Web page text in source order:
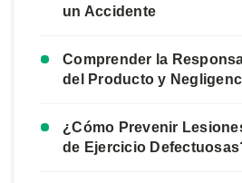
un Accidente
Comprender la
del Producto y
¿Cómo Prevenir
de Ejercicio